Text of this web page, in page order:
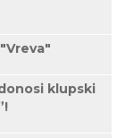
klupski